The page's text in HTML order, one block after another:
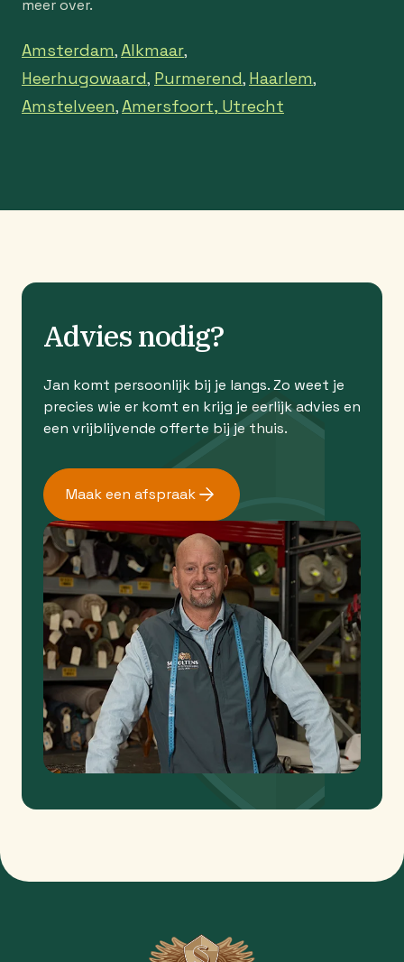
meer over.
Amsterdam,Alkmaar,
Heerhugowaard, Purmerend, Haarlem,
Amstelveen,Amersfoort, Utrecht
Advies nodig?
Jan komt persoonlijk bij je langs. Zo weet je
precies wie er komt en krijg je eerlijk advies en
een vrijblijvende offerte bij je thuis.
Maak een afspraak